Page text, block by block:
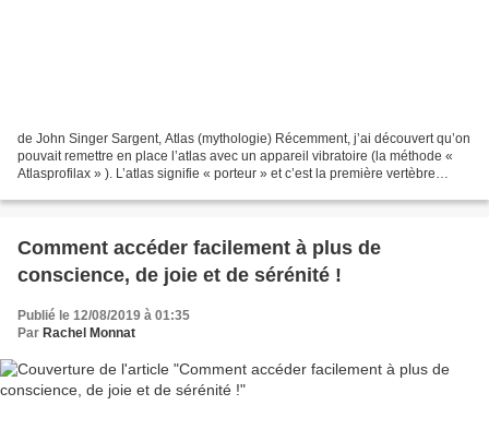
de John Singer Sargent, Atlas (mythologie) Récemment, j’ai découvert qu’on
pouvait remettre en place l’atlas avec un appareil vibratoire (la méthode «
Atlasprofilax » ). L’atlas signifie « porteur » et c’est la première vertèbre
Comment accéder facilement à plus de
conscience, de joie et de sérénité !
Publié le 12/08/2019 à 01:35
Par Rachel Monnat